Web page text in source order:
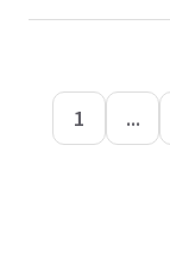
1 ...